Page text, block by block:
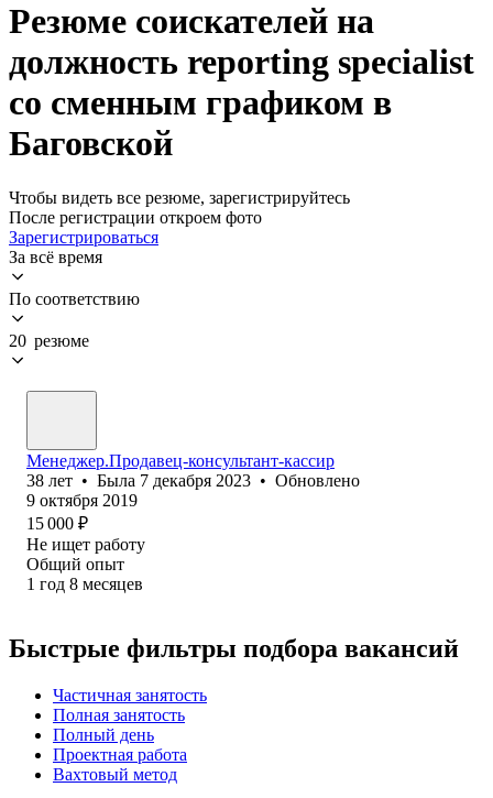
Резюме соискателей на
должность reporting specialist
со сменным графиком в
Баговской
Чтобы видеть все резюме, зарегистрируйтесь
После регистрации откроем фото
Зарегистрироваться
За всё время
По соответствию
20 резюме
Менеджер.Продавец-консультант-кассир
38 лет • Была 7 декабря 2023 • Обновлено
9 октября 2019
15 000 ₽
Не ищет работу
Общий опыт
1 год 8 месяцев
Быстрые фильтры подбора вакансий
Частичная занятость
Полная занятость
Полный день
Проектная работа
Вахтовый метод